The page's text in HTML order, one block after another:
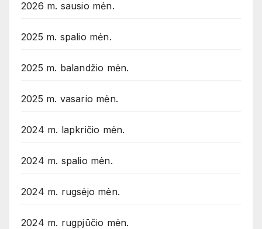
2026 m. sausio mėn.
2025 m. spalio mėn.
2025 m. balandžio mėn.
2025 m. vasario mėn.
2024 m. lapkričio mėn.
2024 m. spalio mėn.
2024 m. rugsėjo mėn.
2024 m. rugpjūčio mėn.